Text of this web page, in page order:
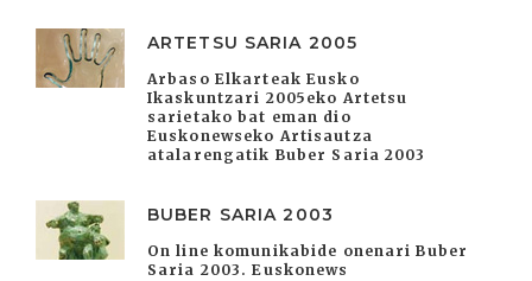
ARTETSU SARIA 2005
Arbaso Elkarteak Eusko
Ikaskuntzari 2005eko Artetsu
sarietako bat eman dio
Euskonewseko Artisautza
atalarengatik Buber Saria 2003
BUBER SARIA 2003
On line komunikabide onenari Buber
Saria 2003. Euskonews